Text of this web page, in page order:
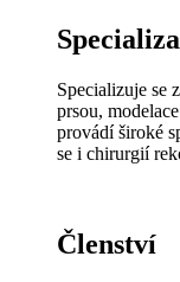
Specializuje se
prsou,
provádí široké
se i chirurgií
Členství